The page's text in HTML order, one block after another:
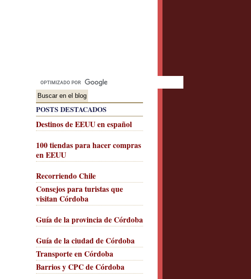
POSTS DESTACADOS
Destinos de EEUU en español
100 tiendas para hacer compras
en EEUU
Recorriendo Chile
Consejos para turistas que
visitan Córdoba
Guía de la provincia de Córdoba
Guía de la ciudad de Córdoba
Transporte en Córdoba
Barrios y CPC de Córdoba